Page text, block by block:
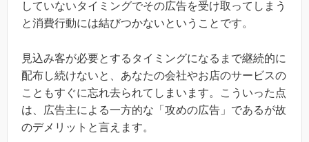
していないタイミングでその広告を受け取ってしまう
と消費行動には結びつかないということです。
見込み客が必要とするタイミングになるまで継続的に
配布し続けないと、あなたの会社やお店のサービスの
こともすぐに忘れ去られてしまいます。こういった点
は、広告主による一方的な「攻めの広告」であるが故
のデメリットと言えます。